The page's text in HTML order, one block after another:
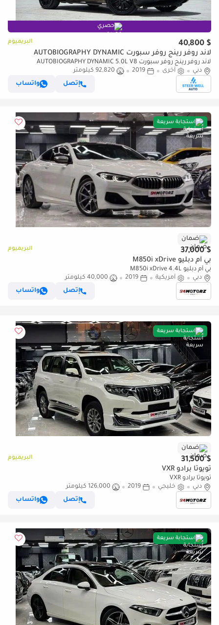
حصري
$ 40,800 البريميوم
لاند روفر رينج روفر سبورت AUTOBIOGRAPHY DYNAMIC
لاند روفر رينج روفر سبورت AUTOBIOGRAPHY DYNAMIC 5.0L V8
Supercharged – Luxury Performance SUV | Contact Now!
دبي أخرى 2019
92,820 كيلومتر
إتصل
واتساب
استجابة سريعة
ضمان
$ 37,000 البريميوم
بي أم دبليو M850i xDrive
بي أم دبليو M850i xDrive 4.4L
دبي
أمريكية 2019
40,000 كيلومتر
إتصل
واتساب
استجابة سريعة
ضمان
$ 31,500 البريميوم
تويوتا برادو VXR
تويوتا برادو VXR
دبي
خليجي 2019
126,000 كيلومتر
إتصل
واتساب
استجابة سريعة